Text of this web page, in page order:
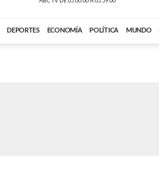
DEPORTES ECONOMÍA POLÍTICA MUNDO